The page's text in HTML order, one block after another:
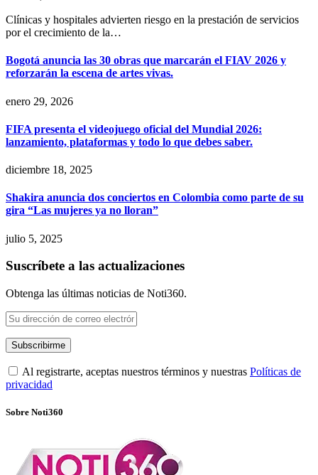
Clínicas y hospitales advierten riesgo en la prestación de servicios
por el crecimiento de la…
Bogotá anuncia las 30 obras que marcarán el FIAV 2026 y
reforzarán la escena de artes vivas.
enero 29, 2026
FIFA presenta el videojuego oficial del Mundial 2026:
lanzamiento, plataformas y todo lo que debes saber.
diciembre 18, 2025
Shakira anuncia dos conciertos en Colombia como parte de su
gira “Las mujeres ya no lloran”
julio 5, 2025
Suscríbete a las actualizaciones
Obtenga las últimas noticias de Noti360.
Al registrarte, aceptas nuestros términos y nuestras Políticas de
privacidad
Sobre Noti360